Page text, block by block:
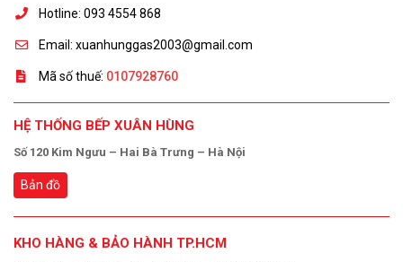
Hotline: 093 4554 868
Email: xuanhunggas2003@gmail.com
Mã số thuế: 0107928760
HỆ THỐNG BẾP XUÂN HÙNG
Số 120 Kim Ngưu – Hai Bà Trưng – Hà Nội
Bản đồ
KHO HÀNG & BẢO HÀNH TP.HCM